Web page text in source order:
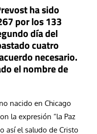
ha sido
por los 133
día del
cuatro
necesario.
el nombre de
nacido en Chicago
la expresión “la Paz
así el saludo de Cristo